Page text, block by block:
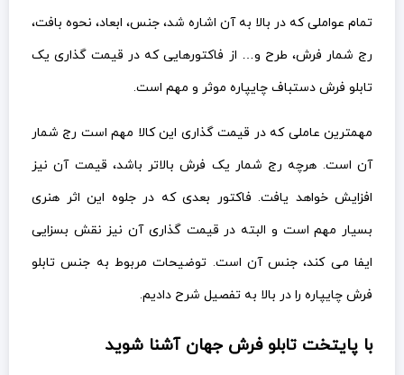
تمام عواملی که در بالا به آن اشاره شد، جنس، ابعاد، نحوه بافت،
رج شمار فرش، طرح و… از فاکتورهایی که در قیمت گذاری یک
تابلو فرش دستباف چایپاره موثر و مهم است.
مهمترین عاملی که در قیمت گذاری این کالا مهم است رج شمار
آن است. هرچه رج شمار یک فرش بالاتر باشد، قیمت آن نیز
افزایش خواهد یافت. فاکتور بعدی که در جلوه این اثر هنری
بسیار مهم است و البته در قیمت گذاری آن نیز نقش بسزایی
ایفا می کند، جنس آن است. توضیحات مربوط به جنس تابلو
فرش چایپاره را در بالا به تفصیل شرح دادیم.
با پایتخت تابلو فرش جهان آشنا شوید